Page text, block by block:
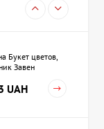
Букет цветов,
Завен
UAH